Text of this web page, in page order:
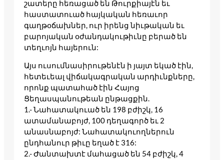
շատերը հեռացած են Թուրքիայէն եւ
հաստատուած հայկական հեռաւոր
գաղթօճախներ, ուր իրենց նիւթական եւ
բարոյական օժանդակութիւնը բերած են
տեղւոյն հայերուն:
Այս ուսումնասիրութենէն ի յայտ եկած էին,
հետեւեալ վիճակագրական արդիւնքները,
որոնք պատահած էին Հայոց
Ցեղասպանութեան ընթացքին.
1.- Նահատակուած են 198 բժիշկ, 16
ատամանաբոյժ, 100 դեղագործ եւ 2
անասնաբոյժ: Նահատակուողներուն
ընդհանուր թիւը եղած է 316:
2.- Ժանտախտէ մահացած են 54 բժիշկ, 4